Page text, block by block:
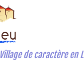
Village de caractère en